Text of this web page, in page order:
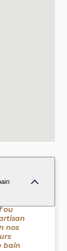
ou
nos
bain